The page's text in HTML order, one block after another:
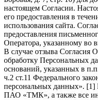
настоящем Согласии.
его предоставления в
использования сайта.
предоставления
Оператора, указанному во
В случае отзыва Согласия
обработку Персональных
оснований, указанных в
ч.2 ст.11 Федерального
персональных данных».
ПАО «ТМК», а также все